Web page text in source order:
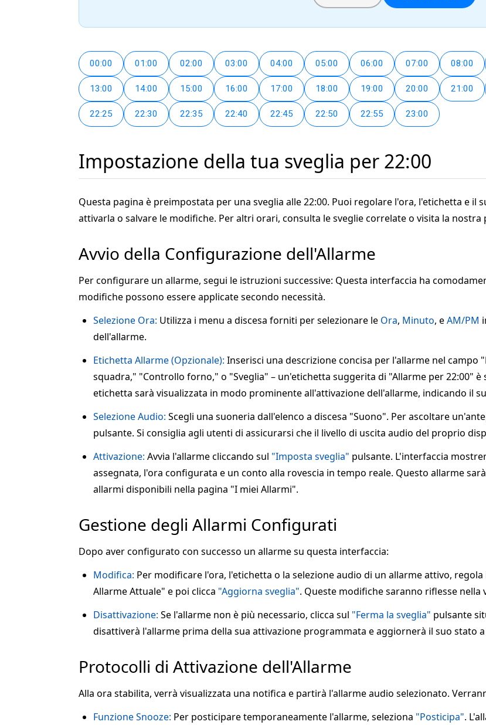
00:00 01:00 02:00 03:00 04:00 05:00 06:00 07:00 08:00
13:00 14:00 15:00 16:00 17:00 18:00 19:00 20:00 21:00
22:25 22:30 22:35 22:40 22:45 22:50 22:55 23:00
Impostazione della tua sveglia per 22:00
Questa pagina è preimpostata per una sveglia alle 22:00. Puoi regolare l'ora, l'etichetta e il
attivarla o salvare le modifiche. Per altri orari, consulta le sveglie correlate o visita la nostra
Avvio della Configurazione dell'Allarme
Per configurare un allarme, segui le istruzioni successive: Questa interfaccia ha
modifiche possono essere applicate secondo necessità.
Selezione Ora: Utilizza i menu a discesa forniti per selezionare le Ora, Minuto, eAM/PM
dell'allarme.
Etichetta Allarme (Opzionale): Inserisci una descrizione concisa per l'allarme nel campo
squadra," "Controllo forno," o "Sveglia" – un'etichetta suggerita di "Allarme per 22:00"
etichetta sarà visualizzata in modo prominente all'attivazione dell'allarme, indicando il
Selezione Audio: Scegli una suoneria dall'elenco a discesa "Suono". Per ascoltare
pulsante. Si consiglia agli utenti di assicurarsi che il livello di uscita audio del proprio
Attivazione: Avvia l'allarme cliccando sul "Imposta sveglia" pulsante. L'interfaccia
assegnata, l'ora configurata e un conto alla rovescia in tempo reale. Questo allarme
allarmi disponibili nella pagina "I miei Allarmi".
Gestione degli Allarmi Configurati
Dopo aver configurato con successo un allarme su questa interfaccia:
Modifica: Per modificare l'ora, l'etichetta o la selezione audio di un allarme attivo,
Allarme Attuale" e poi clicca "Aggiorna sveglia". Queste modifiche saranno riflesse
Disattivazione: Se l'allarme non è più necessario, clicca sul "Ferma la sveglia" pulsante
disattiverà l'allarme prima della sua attivazione programmata e aggiornerà il suo stato
Protocolli di Attivazione dell'Allarme
Alla ora stabilita, verrà visualizzata una notifica e partirà l'allarme audio selezionato.
Funzione Snooze: Per posticipare temporaneamente l'allarme, seleziona "Posticipa".